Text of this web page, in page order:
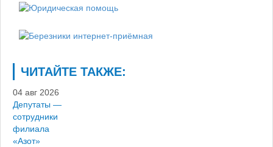
ЧИТАЙТЕ ТАКЖЕ:
04 авг 2026
Депутаты —
сотрудники
филиала
«Азот»